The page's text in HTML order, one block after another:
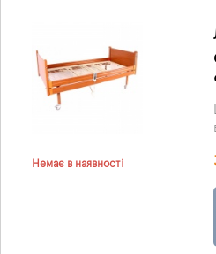
Немає в наявності